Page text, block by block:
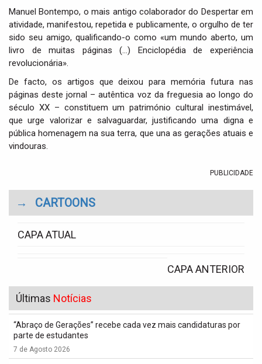
Manuel Bontempo, o mais antigo colaborador do Despertar em
atividade, manifestou, repetida e publicamente, o orgulho de ter
sido seu amigo, qualificando-o como «um mundo aberto, um
livro de muitas páginas (…) Enciclopédia de experiência
revolucionária».
De facto, os artigos que deixou para memória futura nas
páginas deste jornal – autêntica voz da freguesia ao longo do
século XX – constituem um património cultural inestimável,
que urge valorizar e salvaguardar, justificando uma digna e
pública homenagem na sua terra, que una as gerações atuais e
vindouras.
PUBLICIDADE
→ CARTOONS
CAPA ATUAL
CAPA ANTERIOR
Últimas Notícias
“Abraço de Gerações” recebe cada vez mais candidaturas por
parte de estudantes
7 de Agosto 2026